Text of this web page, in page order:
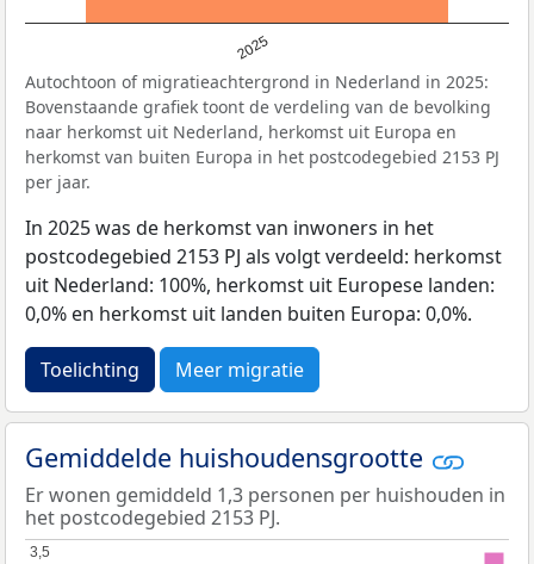
2025
Autochtoon of migratieachtergrond in Nederland in 2025:
Bovenstaande grafiek toont de verdeling van de bevolking
naar herkomst uit Nederland, herkomst uit Europa en
herkomst van buiten Europa in het postcodegebied 2153 PJ
per jaar.
In 2025 was de herkomst van inwoners in het
postcodegebied 2153 PJ als volgt verdeeld: herkomst
uit Nederland: 100%, herkomst uit Europese landen:
0,0% en herkomst uit landen buiten Europa: 0,0%.
Toelichting Meer migratie
Gemiddelde huishoudensgrootte
Er wonen gemiddeld 1,3 personen per huishouden in
het postcodegebied 2153 PJ.
3,5
3,5